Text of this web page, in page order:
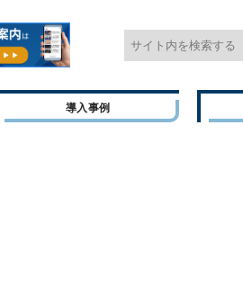
導入事例